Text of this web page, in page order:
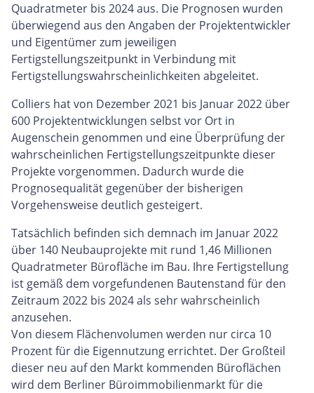
Quadratmeter bis 2024 aus. Die Prognosen wurden
überwiegend aus den Angaben der Projektentwickler
und Eigentümer zum jeweiligen
Fertigstellungszeitpunkt in Verbindung mit
Fertigstellungswahrscheinlichkeiten abgeleitet.
Colliers hat von Dezember 2021 bis Januar 2022 über
600 Projektentwicklungen selbst vor Ort in
Augenschein genommen und eine Überprüfung der
wahrscheinlichen Fertigstellungszeitpunkte dieser
Projekte vorgenommen. Dadurch wurde die
Prognosequalität gegenüber der bisherigen
Vorgehensweise deutlich gesteigert.
Tatsächlich befinden sich demnach im Januar 2022
über 140 Neubauprojekte mit rund 1,46 Millionen
Quadratmeter Bürofläche im Bau. Ihre Fertigstellung
ist gemäß dem vorgefundenen Bautenstand für den
Zeitraum 2022 bis 2024 als sehr wahrscheinlich
anzusehen.
Von diesem Flächenvolumen werden nur circa 10
Prozent für die Eigennutzung errichtet. Der Großteil
dieser neu auf den Markt kommenden Büroflächen
wird dem Berliner Büroimmobilienmarkt für die